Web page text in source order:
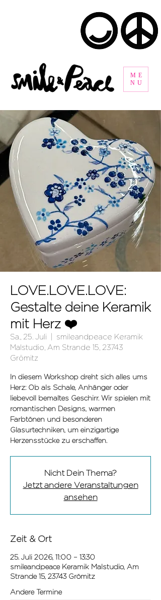
ME
NU
LOVE.LOVE.LOVE:
Gestalte deine Keramik
mit Herz ❤️
Sa., 25. Juli
smileandpeace Keramik
Malstudio, Am Strande 15, 23743
Grömitz
In diesem Workshop dreht sich alles ums
Herz: Ob als Schale, Anhänger oder
liebevoll bemaltes Geschirr. Wir spielen mit
romantischen Designs, warmen
Farbtönen und besonderen
Glasurtechniken, um einzigartige
Nicht Dein Thema?
Jetzt andere Veranstaltungen
ansehen
Zeit & Ort
25. Juli 2026, 11:00 – 13:30
smileandpeace Keramik Malstudio, Am
Strande 15, 23743 Grömitz
Andere Termine